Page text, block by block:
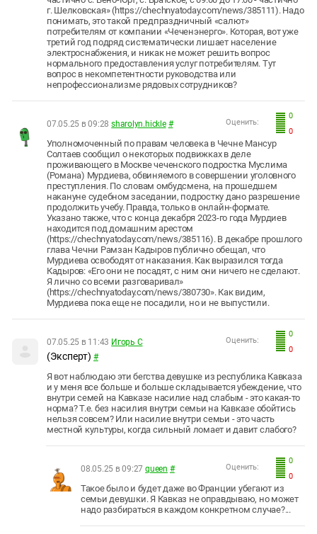
г. Шелковская» (https://chechnyatoday.com/news/385111). Надо
понимать, это такой предпраздничный «салют»
потребителям от компании «Чеченэнерго». Которая, вот уже
третий год подряд систематически лишает население
электроснабжения, и никак не может решить вопрос
нормального предоставления услуг потребителям. Тут
вопрос в некомпетентности руководства или
непрофессионализме рядовых сотрудников?
0
0
Оценить:
07.05.25 в 09:28 sharolyn.hickle #
Уполномоченный по правам человека в Чечне Мансур
Солтаев сообщил о некоторых подвижках в деле
проживающего в Москве чеченского подростка Муслима
(Романа) Мурдиева, обвиняемого в совершении уголовного
преступления. По словам омбудсмена, на прошедшем
накануне судебном заседании, подростку дано разрешение
продолжить учебу. Правда, только в онлайн-формате.
Указано также, что с конца декабря 2023-го года Мурдиев
находится под домашним арестом
(https://chechnyatoday.com/news/385116). В декабре прошлого
глава Чечни Рамзан Кадыров публично обещал, что
Мурдиева освободят от наказания. Как выразился тогда
Кадыров: «Его они не посадят, с ним они ничего не сделают.
Я лично со всеми разговаривал»
(https://chechnyatoday.com/news/380730». Как видим,
Мурдиева пока еще не посадили, но и не выпустили.
0
0
Оценить:
07.05.25 в 11:43 Игорь С
(Эксперт) #
Я вот наблюдаю эти бегства девушке из республика Кавказа
и у меня все больше и больше складывается убеждение, что
внутри семей на Кавказе насилие над слабым - это какая-то
норма? Т.е. без насилия внутри семьи на Кавказе обойтись
нельзя совсем? Или насилие внутри семьи - это часть
местной культуры, когда сильный ломает и давит слабого?
0
0
Оценить:
08.05.25 в 09:27 queen #
Такое было и будет даже во Франции убегают из
семьи девушки. Я Кавказ не оправдываю, но может
надо разбираться в каждом конкретном случае?...